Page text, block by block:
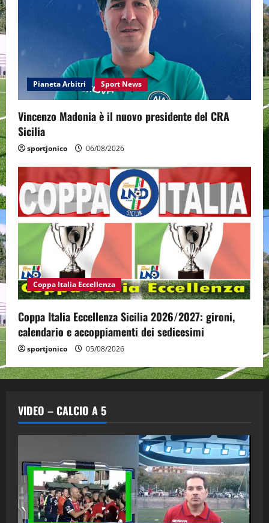
Pianeta Arbitri Sport News
Vincenzo Madonia è il nuovo presidente del CRA
Sicilia
sportjonico 06/08/2026
Coppa Italia Eccellenza
Coppa Italia Eccellenza Sicilia 2026/2027: gironi,
calendario e accoppiamenti dei sedicesimi
sportjonico 05/08/2026
VIDEO – CALCIO A 5